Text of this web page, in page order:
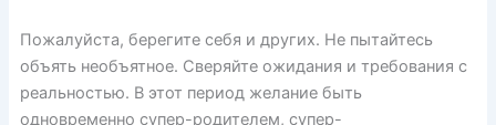
Пожалуйста, берегите себя и других. Не пытайтесь
объять необъятное. Сверяйте ожидания и требования с
реальностью. В этот период желание быть
одновременно супер-родителем, супер-